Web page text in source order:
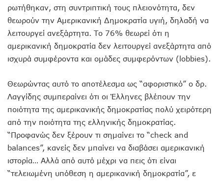
ρωτήθηκαν, στη συντριπτική τους πλειονότητα, δεν
θεωρούν την Αμερικανική Δημοκρατία υγιή, δηλαδή να
λειτουργεί ανεξάρτητα. Το 76% θεωρεί ότι η
αμερικανική δημοκρατία δεν λειτουργεί ανεξάρτητα από
ισχυρά συμφέροντα και ομάδες συμφερόντων (lobbies).
Θεωρώντας αυτό το αποτέλεσμα ως “αφοριστικό” ο δρ.
Λαγγίδης συμπεραίνει ότι οι Έλληνες βλέπουν την
ποιότητα της αμερικανικής δημοκρατίας πολύ χειρότερη
από την ποιότητα της ελληνικής δημοκρατίας.
“Προφανώς δεν ξέρουν τι σημαίνει το “check and
balances”, κανείς δεν μπαίνει να διαβάσει αμερικανική
ιστορία… Αλλά από αυτό μέχρι να πεις ότι είναι
“τελειωμένη υπόθεση η αμερικανική δημοκρατία”, ε